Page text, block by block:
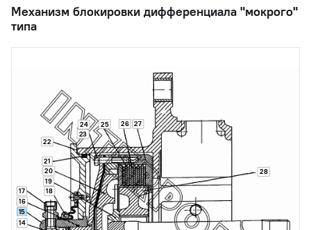
Механизм блокировки дифференциала "мокрого"
типа
14
15
16
17 18
19
20
21
22
23
24 25 26 27
28